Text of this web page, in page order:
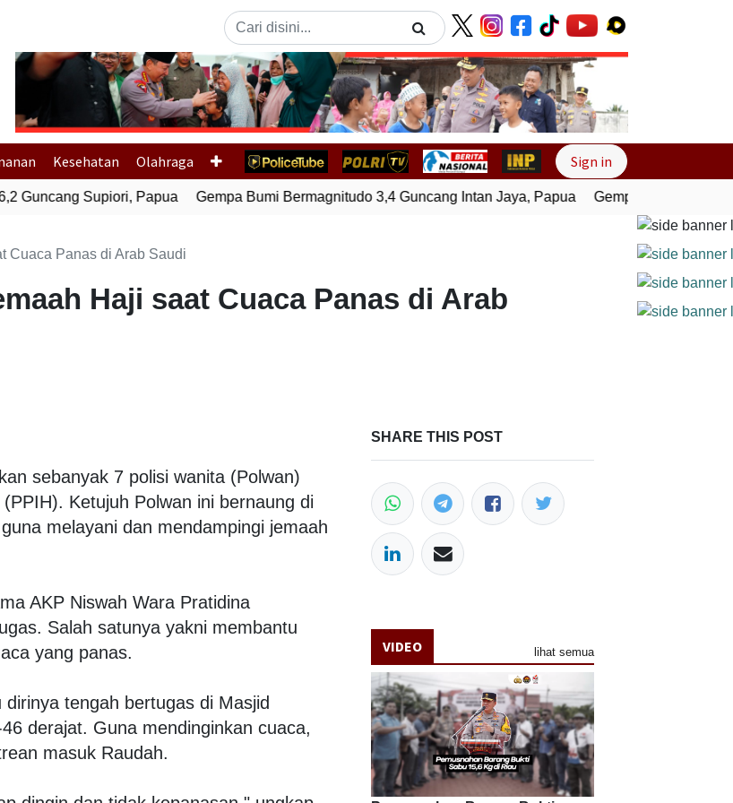
Previous Next
Kesehatan Olahraga Sign in
Guncang Supiori, Papua Gempa Bumi Bermagnitudo 3,4 Guncang Intan Jaya, Papua Gempa Bumi
Cuaca Panas di Arab Saudi
Haji saat Cuaca Panas di Arab
sebanyak 7 polisi wanita (Polwan)
Ketujuh Polwan ini bernaung di
melayani dan mendampingi jemaah
AKP Niswah Wara Pratidina
Salah satunya yakni membantu
yang panas.
tengah bertugas di Masjid
derajat. Guna mendinginkan cuaca,
masuk Raudah.
SHARE THIS POST
VIDEO lihat semua